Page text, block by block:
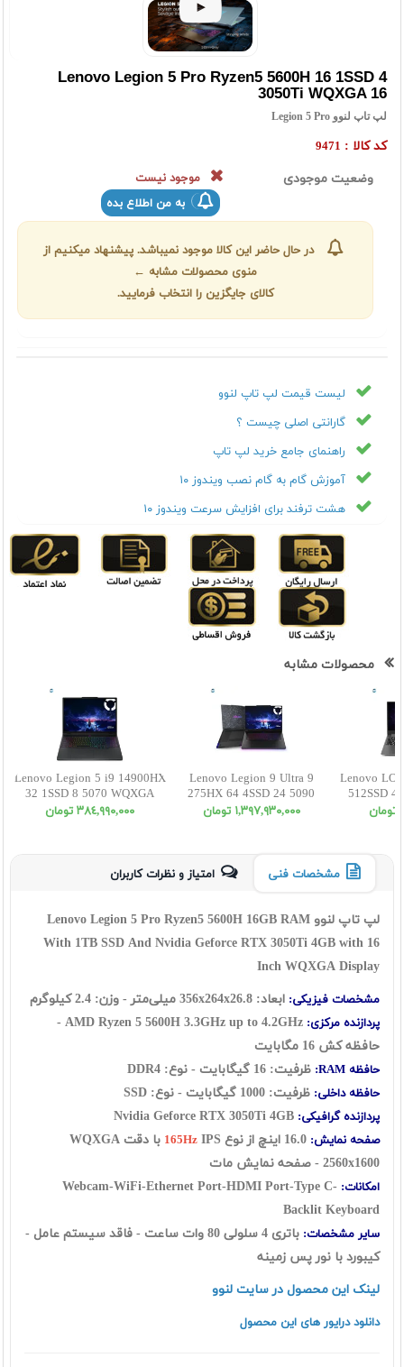
Lenovo Legion 5 Pro Ryzen5 5600H 16 1SSD 4
3050Ti WQXGA 16
لپ تاپ لنوو Legion 5 Pro
کد کالا : 9471
وضعیت موجودی
موجود نیست
به من اطلاع بده
در حال حاضر این کالا موجود نمیباشد. پیشنهاد میکنیم از
منوی محصولات مشابه ←
کالای جایگزین را انتخاب فرمایید.
لیست قیمت لپ تاپ لنوو
گارانتی اصلی چیست ؟
راهنمای جامع خرید لپ تاپ
آموزش گام به گام نصب ویندوز ۱۰
هشت ترفند برای افزایش سرعت ویندوز ۱۰
محصولات مشابه
Lenovo Legion 5 i9 14900HX
32 1SSD 8 5070 WQXGA
15.1 OLED
٣٨٤,٩٩٠,٠٠٠ تومان
Lenovo Legion 9 Ultra 9
275HX 64 4SSD 24 5090
WQUXGA
١,٣٩٧,٩٣٠,٠٠٠ تومان
Lenovo
512SSD 4
مشخصات فنی امتیاز و نظرات کاربران
لپ تاپ لنوو Lenovo Legion 5 Pro Ryzen5 5600H 16GB RAM
With 1TB SSD And Nvidia Geforce RTX 3050Ti 4GB with 16
Inch WQXGA Display
مشخصات فیزیکی: ابعاد: 356x264x26.8 میلی‌متر - وزن: 2.4 کیلوگرم
پردازنده مرکزی:
AMD Ryzen 5 5600H 3.3GHz up to 4.2GHz -
حافظه کش 16 مگابایت
حافظه RAM: ظرفیت: 16 گيگابايت - نوع: DDR4
حافظه داخلی: ظرفیت: 1000 گیگابایت - نوع: SSD
پردازنده گرافیکی:
صفحه نمایش: 165Hz
IPS با دقت WQXGA
2560x1600 - صفحه نمایش مات
امکانات: Webcam-WiFi-Ethernet Port-HDMI Port-Type C-
Backlit Keyboard
سایر مشخصات:
باتری 4 سلولی 80 وات ساعت - فاقد سیستم عامل -
کیبورد با نور پس زمینه
لینک این محصول در سایت لنوو
دانلود درایور های این محصول